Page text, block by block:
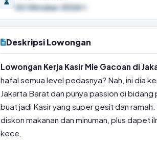
02 Oktober 2026
Deskripsi Lowongan
Lowongan Kerja Kasir Mie Gacoan di
hafal semua level pedasnya? Nah, ini dia
Jakarta Barat dan punya passion di
buat jadi Kasir yang super gesit dan
diskon makanan dan minuman, plus dapet
kece.